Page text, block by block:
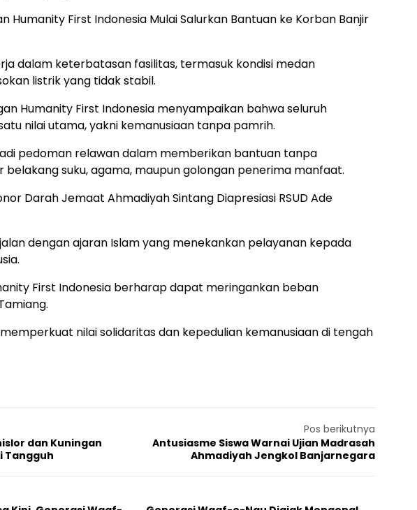
Humanity First Indonesia Mulai Salurkan Bantuan ke Korban Banjir
dalam keterbatasan fasilitas, termasuk kondisi medan
listrik yang tidak stabil.
Humanity First Indonesia menyampaikan bahwa seluruh
nilai utama, yakni kemanusiaan tanpa pamrih.
pedoman relawan dalam memberikan bantuan tanpa
suku, agama, maupun golongan penerima manfaat.
Darah Jemaat Ahmadiyah Sintang Diapresiasi RSUD Ade
dengan ajaran Islam yang menekankan pelayanan kepada
First Indonesia berharap dapat meringankan beban
nilai solidaritas dan kepedulian kemanusiaan di tengah
dan Kuningan
Tangguh
Pos berikutnya
Antusiasme Siswa Warnai Ujian Madrasah
Ahmadiyah Jengkol Banjarnegara